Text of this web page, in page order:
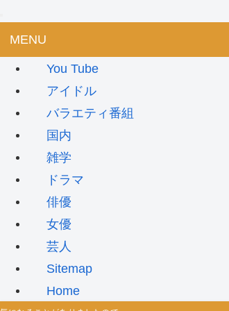
MENU
You Tube
アイドル
バラエティ番組
国内
雑学
ドラマ
俳優
女優
芸人
Sitemap
Home